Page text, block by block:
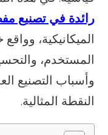
رائدة في تصنيع
الميكانيكية،
المستخدم،
النقطة المثالية.